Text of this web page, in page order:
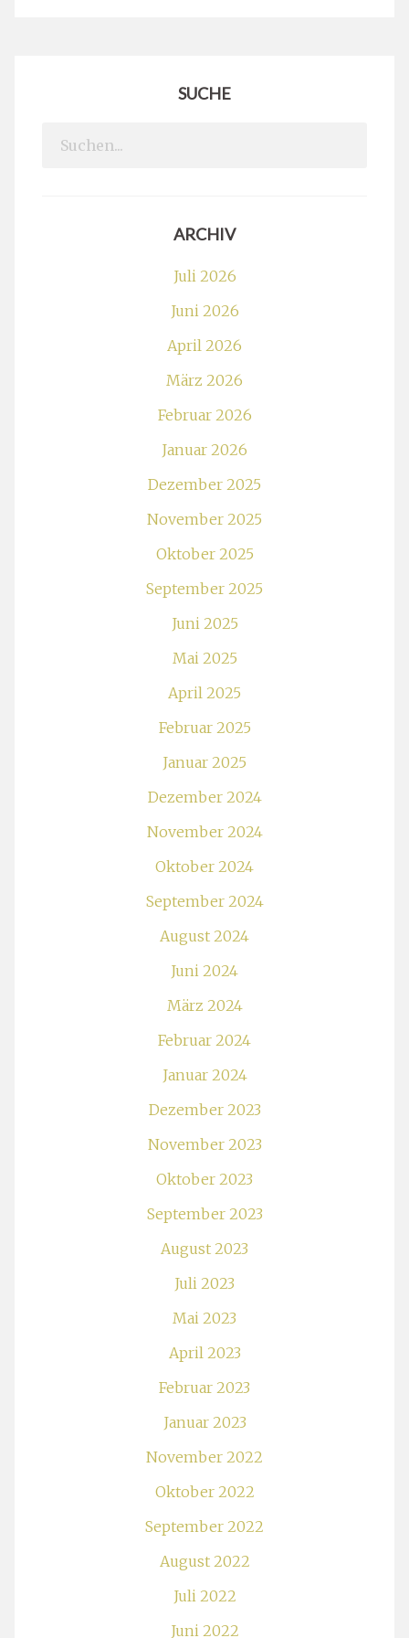
SUCHE
Search
ARCHIV
Juli 2026
Juni 2026
April 2026
März 2026
Februar 2026
Januar 2026
Dezember 2025
November 2025
Oktober 2025
September 2025
Juni 2025
Mai 2025
April 2025
Februar 2025
Januar 2025
Dezember 2024
November 2024
Oktober 2024
September 2024
August 2024
Juni 2024
März 2024
Februar 2024
Januar 2024
Dezember 2023
November 2023
Oktober 2023
September 2023
August 2023
Juli 2023
Mai 2023
April 2023
Februar 2023
Januar 2023
November 2022
Oktober 2022
September 2022
August 2022
Juli 2022
Juni 2022